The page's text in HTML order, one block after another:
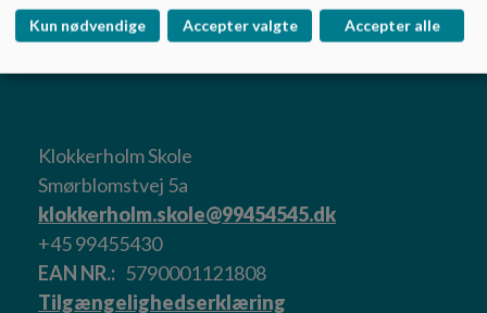
SFO feriepasning
Film om Klokkerholm
Klokkerholm Skole
Smørblomstvej 5a
klokkerholm.skole@99454545.dk
+45 99455430
EAN NR.
5790001121808
Tilgængelighedserklæring
Kun nødvendige Accepter valgte Accepter alle